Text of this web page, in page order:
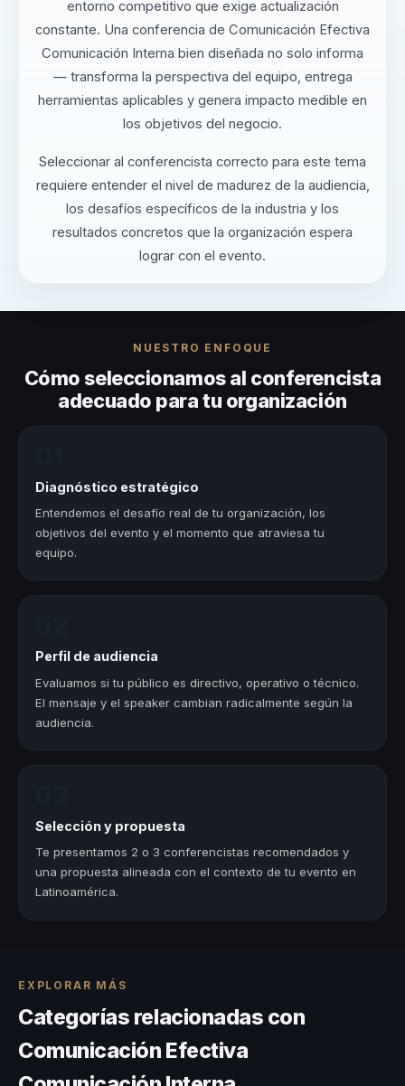
entorno competitivo que exige actualización
constante. Una conferencia de Comunicación Efectiva
Comunicación Interna bien diseñada no solo informa
— transforma la perspectiva del equipo, entrega
herramientas aplicables y genera impacto medible en
los objetivos del negocio.
Seleccionar al conferencista correcto para este tema
requiere entender el nivel de madurez de la audiencia,
los desafíos específicos de la industria y los
resultados concretos que la organización espera
lograr con el evento.
NUESTRO ENFOQUE
Cómo seleccionamos al conferencista
adecuado para tu organización
Diagnóstico estratégico
Entendemos el desafío real de tu organización, los
objetivos del evento y el momento que atraviesa tu
equipo.
Perfil de audiencia
Evaluamos si tu público es directivo, operativo o técnico.
El mensaje y el speaker cambian radicalmente según la
audiencia.
Selección y propuesta
Te presentamos 2 o 3 conferencistas recomendados y
una propuesta alineada con el contexto de tu evento en
Latinoamérica.
EXPLORAR MÁS
Categorías relacionadas con
Comunicación Efectiva